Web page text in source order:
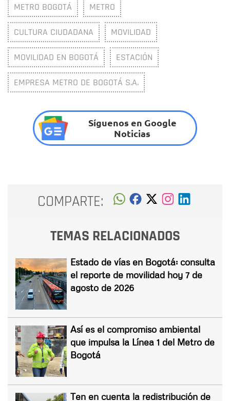
METRO BOGOTÁ METRO
CULTURA CIUDADANA MOVILIDAD
MOVILIDAD EN BOGOTÁ ESTACIÓN
EMPRESA METRO DE BOGOTÁ S.A.
Síguenos en Google
Noticias
COMPARTE:
TEMAS RELACIONADOS
Estado de vías en Bogotá: consulta
el reporte de movilidad hoy 7 de
agosto de 2026
Así es el compromiso ambiental
que impulsa la Línea 1 del Metro de
Bogotá
Ten en cuenta la redistribución de